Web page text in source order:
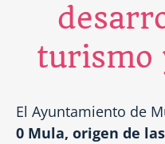
turismo
El Ayuntamiento de
0 Mula, origen de